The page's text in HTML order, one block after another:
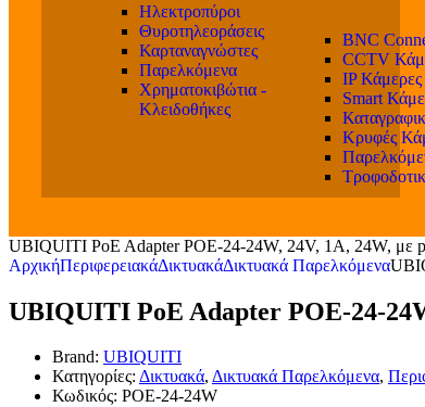
Ηλεκτροπύροι
Θυροτηλεοράσεις
Καρταναγνώστες
Παρελκόμενα
Χρηματοκιβώτια -
Κλειδοθήκες
BNC
CCTV
IP Κάμερες
Smart
Κρυφές
UBIQUITI PoE Adapter POE-24-24W, 24V, 1A, 24W, με
ΑρχικήΠεριφερειακάΔικτυακάΔικτυακά Παρελκόμενα
UBIQUITI PoE Adapter POE-24-
Brand: UBIQUITI
Κατηγορίες: Δικτυακά, Δικτυακά Παρελκόμενα,
Κωδικός: POE-24-24W